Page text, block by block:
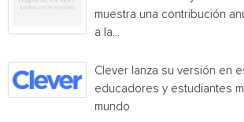
muestra una contribución
a la...
Clever lanza su versión en
educadores y estudiantes
mundo